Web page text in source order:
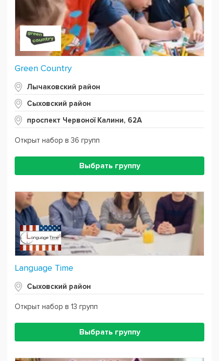
Powered byLeaflet — © Google 2026
Green Country
Лычаковский район
Сыховский район
проспект Червоної Калини, 62А
Открыт набор в 36 групп
Выбрать группу
Language Time
Сыховский район
Открыт набор в 13 групп
Выбрать группу